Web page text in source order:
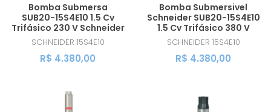
Bomba Submersa
SUB20-15S4E10 1.5 Cv
Trifásico 230 V Schneider
SCHNEIDER 15S4E10
R$ 4.380,00
Bomba Submersivel
Schneider SUB20-15S4E10
1.5 Cv Trifásico 380 V
SCHNEIDER 15S4E10
R$ 4.380,00